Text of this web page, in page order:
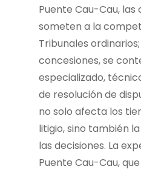
Puente Cau-Cau,
someten a la
Tribunales
concesiones, se
especializado,
de resolución de
no solo afecta los
litigio, sino también
las decisiones. La
Puente Cau-Cau,